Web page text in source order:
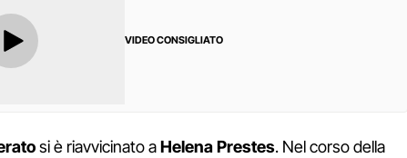
VIDEO CONSIGLIATO
si è riavvicinato aHelena Prestes. Nel corso della